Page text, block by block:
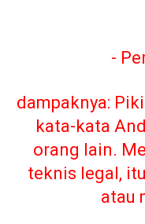
-
dampaknya:
kata-kata
orang lain.
teknis legal,
atau